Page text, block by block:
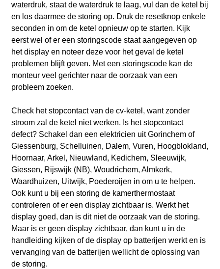
waterdruk, staat de waterdruk te laag, vul dan de ketel bij
en los daarmee de storing op. Druk de resetknop enkele
seconden in om de ketel opnieuw op te starten. Kijk
eerst wel of er een storingscode staat aangegeven op
het display en noteer deze voor het geval de ketel
problemen blijft geven. Met een storingscode kan de
monteur veel gerichter naar de oorzaak van een
probleem zoeken.
Check het stopcontact van de cv-ketel, want zonder
stroom zal de ketel niet werken. Is het stopcontact
defect? Schakel dan een elektricien uit Gorinchemof
Giessenburg, Schelluinen, Dalem, Vuren, Hoogblokland,
Hoornaar, Arkel, Nieuwland, Kedichem, Sleeuwijk,
Giessen, Rijswijk (NB), Woudrichem, Almkerk,
Waardhuizen, Uitwijk, Poederoijen in om u te helpen.
Ook kunt u bij een storing de kamerthermostaat
controleren of er een display zichtbaar is. Werkt het
display goed, dan is dit niet de oorzaak van de storing.
Maar is er geen display zichtbaar, dan kunt u in de
handleiding kijken of de display op batterijen werkt en is
vervanging van de batterijen wellicht de oplossing van
de storing.